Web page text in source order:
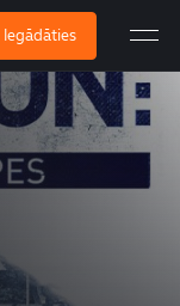
Iegādāties